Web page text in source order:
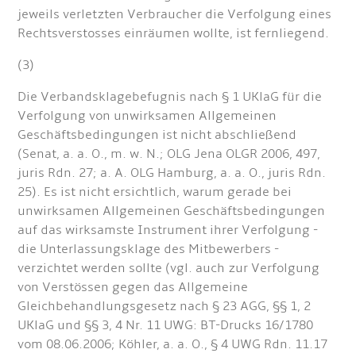
jeweils verletzten Verbraucher die Verfolgung eines
Rechtsverstosses einräumen wollte, ist fernliegend.
(3)
Die Verbandsklagebefugnis nach § 1 UKlaG für die
Verfolgung von unwirksamen Allgemeinen
Geschäftsbedingungen ist nicht abschließend
(Senat, a. a. O., m. w. N.; OLG Jena OLGR 2006, 497,
juris Rdn. 27; a. A. OLG Hamburg, a. a. O., juris Rdn.
25). Es ist nicht ersichtlich, warum gerade bei
unwirksamen Allgemeinen Geschäftsbedingungen
auf das wirksamste Instrument ihrer Verfolgung -
die Unterlassungsklage des Mitbewerbers -
verzichtet werden sollte (vgl. auch zur Verfolgung
von Verstössen gegen das Allgemeine
Gleichbehandlungsgesetz nach § 23 AGG, §§ 1, 2
UKlaG und §§ 3, 4 Nr. 11 UWG: BT-Drucks 16/1780
vom 08.06.2006; Köhler, a. a. O., § 4 UWG Rdn. 11.17